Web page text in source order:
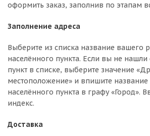
оформить заказ, заполнив по этапам
Заполнение адреса
Выберите из списка название вашего
населённого пункта. Если вы не
пункт в списке, выберите значение
местоположение» и впишите название
населённого пункта в графу «Город».
индекс.
Доставка